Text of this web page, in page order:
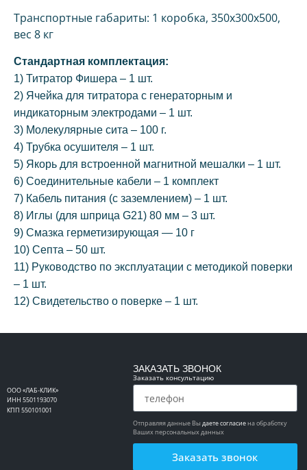
Транспортные габариты: 1 коробка, 350х300х500,
вес 8 кг
Стандартная комплектация:
1) Титратор Фишера – 1 шт.
2) Ячейка для титратора с генераторным и
индикаторным электродами – 1 шт.
3) Молекулярные сита – 100 г.
4) Трубка осушителя – 1 шт.
5) Якорь для встроенной магнитной мешалки – 1 шт.
6) Соединительные кабели – 1 комплект
7) Кабель питания (с заземлением) – 1 шт.
8) Иглы (для шприца G21) 80 мм – 3 шт.
9) Смазка герметизирующая — 10 г
10) Септа – 50 шт.
11) Руководство по эксплуатации с методикой поверки
– 1 шт.
12) Свидетельство о поверке – 1 шт.
ООО «ЛАБ-КЛИК»
ИНН 5501193070
КПП 550101001
ЗАКАЗАТЬ ЗВОНОК
Заказать консультацию
Отправляя данные Вы даете согласиена обработку
Ваших персональных данных
Заказать звонок